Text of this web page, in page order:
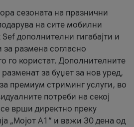
сезоната на празнични
на сите мобилни
дополнителни гигабајти и
размена согласно
го користат. Дополнителните
за буџет за нов уред,
премиум стриминг услуги, во
потреби на секој
врши директно преку
„Мојот А1“ и важи 30 дена од